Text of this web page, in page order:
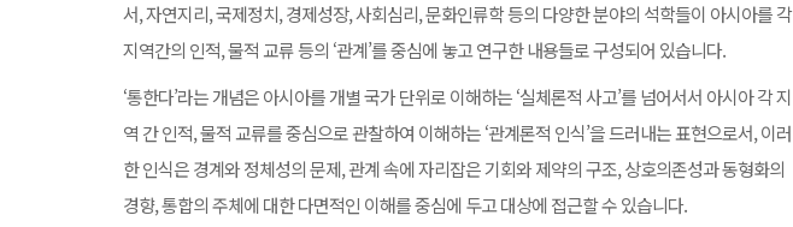
서, 자연지리, 국제정치, 경제성장, 사회심리, 문화인류학 등의 다양한 분야의 석학들이 아시아를 각
지역간의 인적, 물적 교류 등의 ‘관계’를 중심에 놓고 연구한 내용들로 구성되어 있습니다.
‘통한다’라는 개념은 아시아를 개별 국가 단위로 이해하는 ‘실체론적 사고’를 넘어서서 아시아 각 지
역 간 인적, 물적 교류를 중심으로 관찰하여 이해하는 ‘관계론적 인식’을 드러내는 표현으로서, 이러
한 인식은 경계와 정체성의 문제, 관계 속에 자리잡은 기회와 제약의 구조, 상호의존성과 동형화의
경향, 통합의 주체에 대한 다면적인 이해를 중심에 두고 대상에 접근할 수 있습니다.